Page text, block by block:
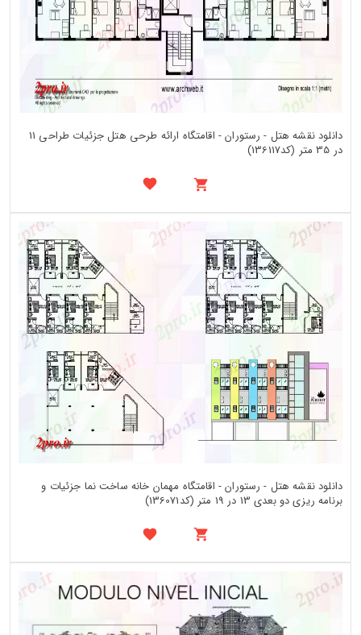
دانلود نقشه هتل - رستوران - اقامتگاه ارائه طرحی هتل جزئیات طراحی 11
در 35 متر (کد136117)
دانلود نقشه هتل - رستوران - اقامتگاه مهمان خانه ساخت نما جزئیات و
برنامه ریزی دو بعدی 13 در 19 متر (کد136071)